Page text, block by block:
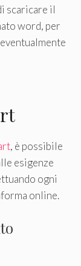
scaricare il
word, per
, è possibile
esigenze
ogni
online.